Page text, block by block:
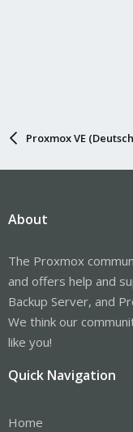
Proxmox VE
About
The Proxmox
and offers help and
Backup Server, and
We think our
like you!
Quick Navigation
Home